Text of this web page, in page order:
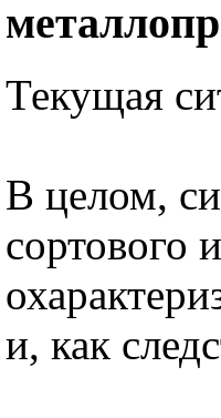
Текущая
В целом,
сортового
и, как